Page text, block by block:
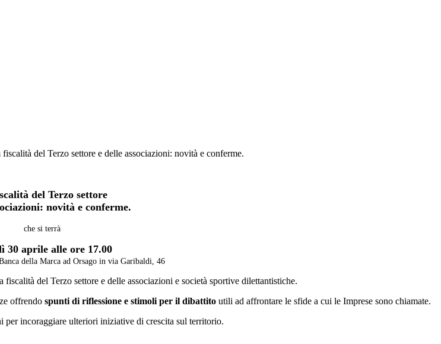
del Terzo settore e delle associazioni: novità e conferme.
del Terzo settore
novità e conferme.
che si terrà
30 aprile alle ore 17.00
della Marca ad Orsago in via Garibaldi, 46
fiscalità del Terzo settore e delle associazioni e società sportive dilettantistiche.
offrendo spunti di riflessione e stimoli per il dibattito utili ad affrontare le sfide a cui le Imprese sono chiamate.
per incoraggiare ulteriori iniziative di crescita sul territorio.